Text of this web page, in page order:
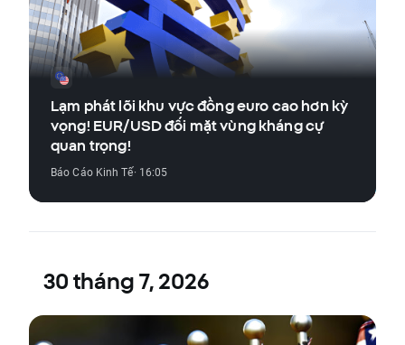
Lạm phát lõi khu vực đồng euro cao hơn kỳ
vọng! EUR/USD đối mặt vùng kháng cự
quan trọng!
Báo Cáo Kinh Tế· 16:05
30 tháng 7, 2026